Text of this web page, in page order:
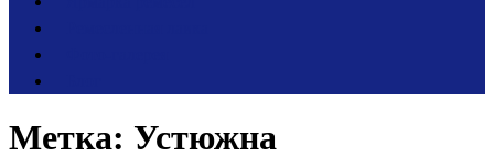
Метка: Устюжна